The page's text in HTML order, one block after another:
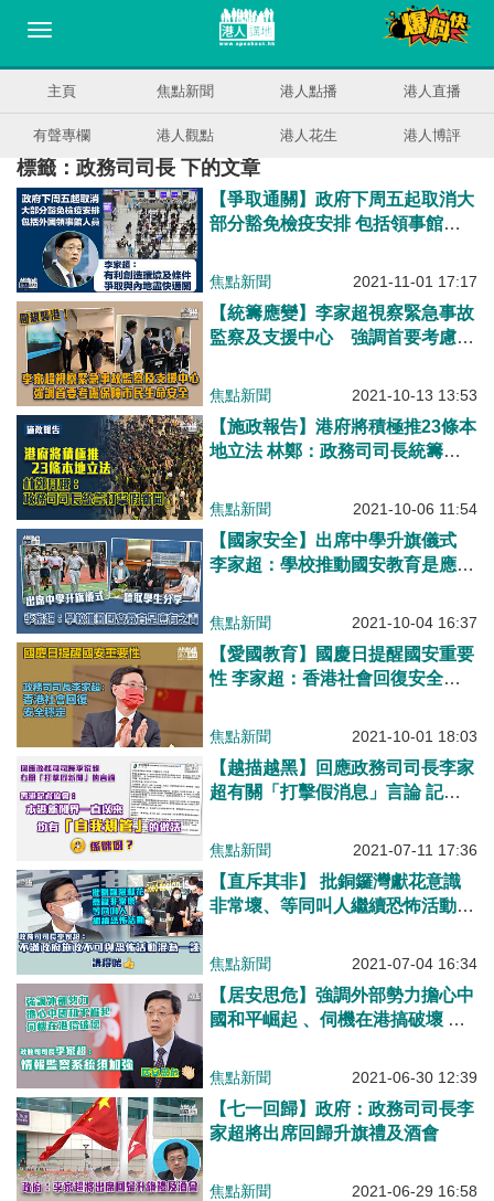
主頁 焦點新聞 港人點播 港人直播
有聲專欄 港人觀點 港人花生 港人博評
標籤：政務司司長 下的文章
【爭取通關】政府下周五起取消大
部分豁免檢疫安排 包括領事館人
焦點新聞 2021-11-01 17:17
【統籌應變】李家超視察緊急事故
監察及支援中心 強調首要考慮保
焦點新聞 2021-10-13 13:53
【施政報告】港府將積極推23條本
地立法 林鄭：政務司司長統籌打
焦點新聞 2021-10-06 11:54
【國家安全】出席中學升旗儀式
李家超：學校推動國安教育是應有
焦點新聞 2021-10-04 16:37
【愛國教育】國慶日提醒國安重要
性 李家超：香港社會回復安全穩
焦點新聞 2021-10-01 18:03
【越描越黑】回應政務司司長李家
超有關「打擊假消息」言論 記
做法
焦點新聞 2021-07-11 17:36
【直斥其非】 批銅鑼灣獻花意識
非常壞、等同叫人繼續恐怖活動
活動混為一談
焦點新聞 2021-07-04 16:34
【居安思危】強調外部勢力擔心中
國和平崛起 、伺機在港搞破壞 李
焦點新聞 2021-06-30 12:39
【七一回歸】政府：政務司司長李
家超將出席回歸升旗禮及酒會
焦點新聞 2021-06-29 16:58